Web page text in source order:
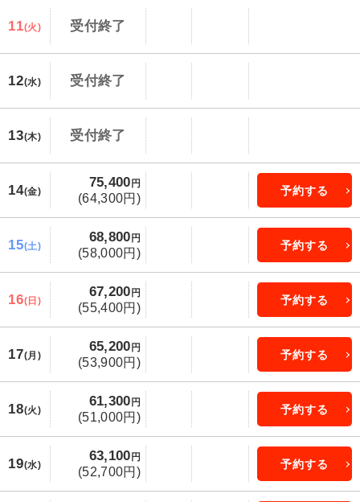
11(火) 受付終了
12(水) 受付終了
13(木) 受付終了
14(金)
75,400 円
(64,300円)
予約する
15(土)
68,800 円
(58,000円)
予約する
16(日)
67,200 円
(55,400円)
予約する
17(月)
65,200 円
(53,900円)
予約する
18(火)
61,300 円
(51,000円)
予約する
19(水)
63,100 円
(52,700円)
予約する